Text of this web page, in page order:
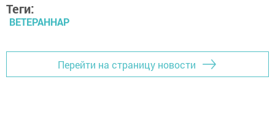
Теги:
ВЕТЕРАННАР
Перейти на страницу новости